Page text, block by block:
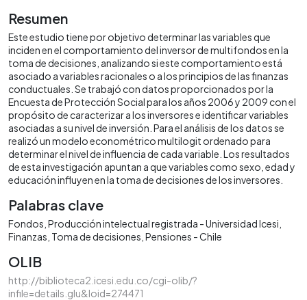
Resumen
Este estudio tiene por objetivo determinar las variables que
inciden en el comportamiento del inversor de multifondos en la
toma de decisiones, analizando si este comportamiento está
asociado a variables racionales o a los principios de las finanzas
conductuales. Se trabajó con datos proporcionados por la
Encuesta de Protección Social para los años 2006 y 2009 con el
propósito de caracterizar a los inversores e identificar variables
asociadas a su nivel de inversión. Para el análisis de los datos se
realizó un modelo econométrico multilogit ordenado para
determinar el nivel de influencia de cada variable. Los resultados
de esta investigación apuntan a que variables como sexo, edad y
educación influyen en la toma de decisiones de los inversores.
Palabras clave
Fondos Producción intelectual registrada - Universidad Icesi
Finanzas Toma de decisiones Pensiones - Chile
OLIB
http://biblioteca2.icesi.edu.co/cgi-olib/?
infile=details.glu&loid=274471